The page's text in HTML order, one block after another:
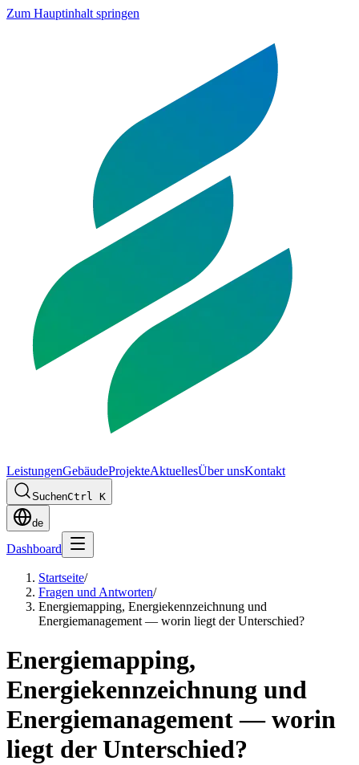
Zum Hauptinhalt springen
LeistungenGebäudeProjekteAktuellesÜber unsKontakt
SuchenCtrl K
de
Dashboard
Startseite/
Fragen und Antworten/
Energiemapping, Energiekennzeichnung und
Energiemanagement — worin liegt der Unterschied?
Energiemapping,
Energiekennzeichnung und
Energiemanagement — worin
liegt der Unterschied?